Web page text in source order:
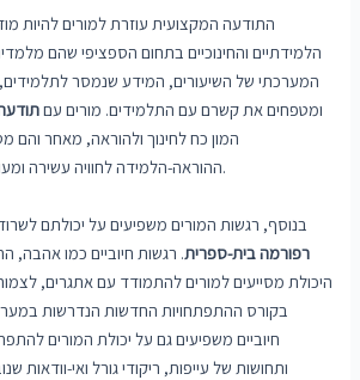
התודעה המקצועית עוזרת למורים להיות
הלמידתיים והחינוכיים בתחום הספציפי שהם
המערכתי של השיעורים, המידע שנמסר
ומטפחים את קשרם עם התלמידים. מורים עם
המון כח לחינוך ולהוראה, מאחר והם
ההוראה-הלמידה לחוויה עשירה ומעוררת השראה לתלמידים.
בנוסף, רגשות המורים משפיעים על יכולתם
רפורמה בית-ספרית. רגשות חיוביים כמו אהבה,
היכולת מסייעים למורים להתמודד עם אתגרים,
בקורס ההתפתחויות החדשות הנדרשות
חיוביים משפיעים גם על יכולת המורים
ותחושות של עייפות, ריקודי גורל ואי-וודאות